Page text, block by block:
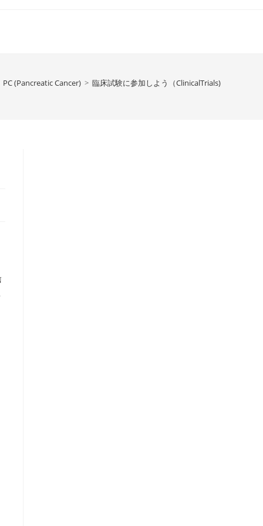
PC (Pancreatic Cancer) > 臨床試験に参加しよう（ClinicalTrials)